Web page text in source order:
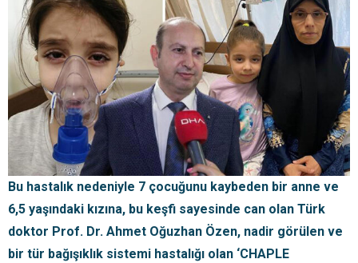
Bu hastalık nedeniyle 7 çocuğunu kaybeden bir anne ve
6,5 yaşındaki kızına, bu keşfi sayesinde can olan Türk
doktor Prof. Dr. Ahmet Oğuzhan Özen, nadir görülen ve
bir tür bağışıklık sistemi hastalığı olan ‘CHAPLE